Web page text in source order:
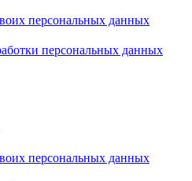
персональных данных
персональных данных
персональных данных